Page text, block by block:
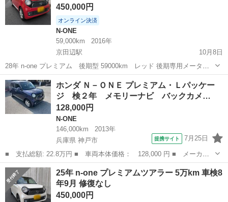
450,000円
オンライン決済
N-ONE
59,000km
2016年
京田辺駅
10月8日
28年 n-one プレミアム 後期型 59000km レッド 後期専用メーター
後期専用テールランプ 後期専用LEDフォグ 後期専用ハーフレザーシー
ト 燃費のよいNA アイドリングストップ スマートキー2個 車検令和9年
1...
京都 京田辺市 京田辺駅 N-ONE
ホンダ Ｎ－ＯＮＥ プレミアム・Ｌパッケー
ジ 検２年 メモリーナビ バックカメ…
128,000円
N-ONE
146,000km
2013年
兵庫県 神戸市
提携サイト 7月25日
■ 支払総額: 22.8万円 ■ 車両本体価格： 128,000 円 ■ メーカー
名： ホンダ ■ 車種名： Ｎ－ＯＮＥ ■ グレード名： プレミア
ム・Ｌパッケージ 検２年 メモリーナビ バックカメラ ＥＴＣ
地デジ アル...
兵庫 神戸市 N-ONE
25年 n-one プレミアムツアラー 5万km 車検8
年9月 修復なし
450,000円